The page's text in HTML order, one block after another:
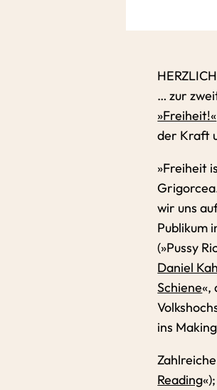
… zur
»Freiheit!«
der Kraft
»Freiheit
wir uns
Publikum
(»Pussy
Daniel
Schiene«,
ins
Reading